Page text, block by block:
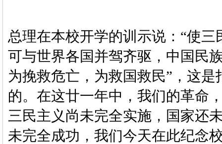
总理在本校开学的训示说： “使三
可与世界各国并驾齐驱，中国民
为挽救危亡，为救国救民”，这
的。在这廿一年中，我们的革命
三民主义尚未完全实施，国家还
未完全成功，我们今天在此纪念